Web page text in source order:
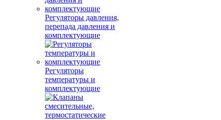
Регуляторы давления,
перепада давления и
комплектующие
Регуляторы
температуры и
комплектующие